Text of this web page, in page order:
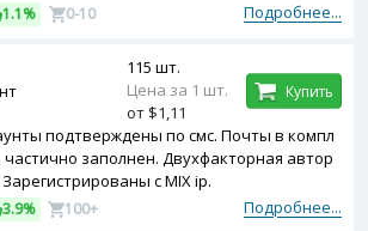
Подробнее...
1.1% 0-10
подтверждены по смс. Почты в компл
заполнен. Двухфакторная автор
с MIX ip.
Подробнее...
3.9% 100+
115 шт.
Цена за 1 шт.
от $1,11
Купить